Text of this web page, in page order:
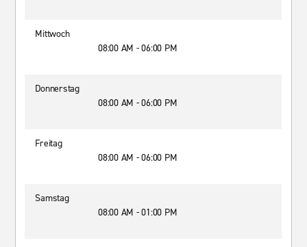
Mittwoch
08:00 AM - 06:00 PM
Donnerstag
08:00 AM - 06:00 PM
Freitag
08:00 AM - 06:00 PM
Samstag
08:00 AM - 01:00 PM